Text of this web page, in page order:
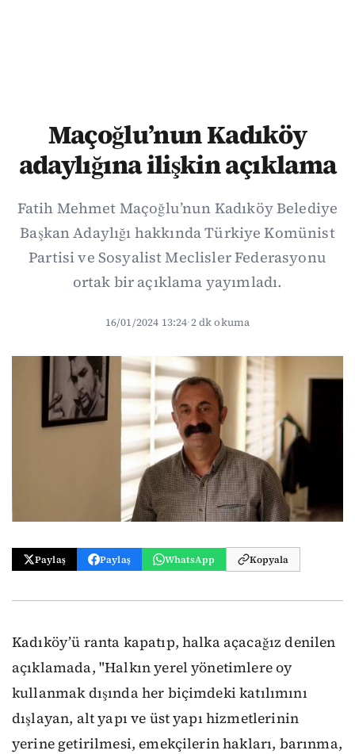
Maçoğlu’nun Kadıköy
adaylığına ilişkin açıklama
Fatih Mehmet Maçoğlu’nun Kadıköy Belediye
Başkan Adaylığı hakkında Türkiye Komünist
Partisi ve Sosyalist Meclisler Federasyonu
ortak bir açıklama yayımladı.
16/01/2024 13:24·2 dk okuma
Paylaş Paylaş WhatsApp Kopyala
Kadıköy’ü ranta kapatıp, halka açacağız denilen
açıklamada, "Halkın yerel yönetimlere oy
kullanmak dışında her biçimdeki katılımını
dışlayan, alt yapı ve üst yapı hizmetlerinin
yerine getirilmesi, emekçilerin hakları, barınma,